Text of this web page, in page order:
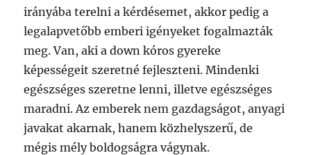
irányába terelni a kérdésemet, akkor pedig a
legalapvetőbb emberi igényeket fogalmazták
meg. Van, aki a down kóros gyereke
képességeit szeretné fejleszteni. Mindenki
egészséges szeretne lenni, illetve egészséges
maradni. Az emberek nem gazdagságot, anyagi
javakat akarnak, hanem közhelyszerű, de
mégis mély boldogságra vágynak.